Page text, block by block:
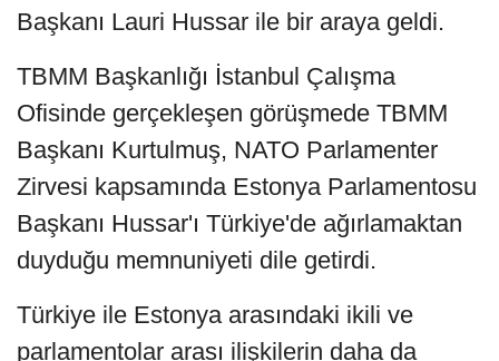
Başkanı Lauri Hussar ile bir araya geldi.
TBMM Başkanlığı İstanbul Çalışma
Ofisinde gerçekleşen görüşmede TBMM
Başkanı Kurtulmuş, NATO Parlamenter
Zirvesi kapsamında Estonya Parlamentosu
Başkanı Hussar'ı Türkiye'de ağırlamaktan
duyduğu memnuniyeti dile getirdi.
Türkiye ile Estonya arasındaki ikili ve
parlamentolar arası ilişkilerin daha da